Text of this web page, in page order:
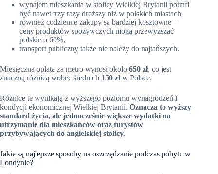
wynajem mieszkania w stolicy Wielkiej Brytanii potrafi
być nawet trzy razy droższy niż w polskich miastach,
również codzienne zakupy są bardziej kosztowne –
ceny produktów spożywczych mogą przewyższać
polskie o 60%,
transport publiczny także nie należy do najtańszych.
Miesięczna opłata za metro wynosi około 650 zł, co jest
znaczną różnicą wobec średnich 150 złw Polsce.
Różnice te wynikają z wyższego poziomu wynagrodzeń i
kondycji ekonomicznej Wielkiej Brytanii. Oznacza to wyższy
standard życia, ale jednocześnie większe wydatki na
utrzymanie dla mieszkańców oraz turystów
przybywających do angielskiej stolicy.
Jakie są najlepsze sposoby na oszczędzanie podczas pobytu w
Londynie?